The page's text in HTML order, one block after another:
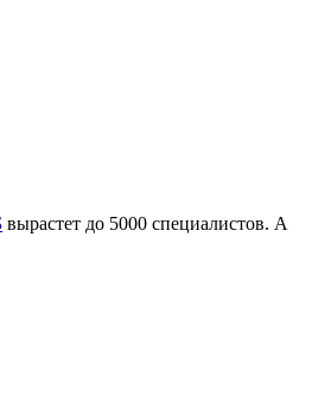
вырастет до 5000 специалистов. А